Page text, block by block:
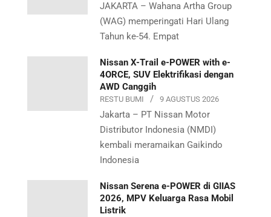
JAKARTA – Wahana Artha Group
(WAG) memperingati Hari Ulang
Tahun ke-54. Empat
Nissan X-Trail e-POWER with e-
4ORCE, SUV Elektrifikasi dengan
AWD Canggih
RESTU BUMI 9 AGUSTUS 2026
Jakarta – PT Nissan Motor
Distributor Indonesia (NMDI)
kembali meramaikan Gaikindo
Indonesia
Nissan Serena e-POWER di GIIAS
2026, MPV Keluarga Rasa Mobil
Listrik